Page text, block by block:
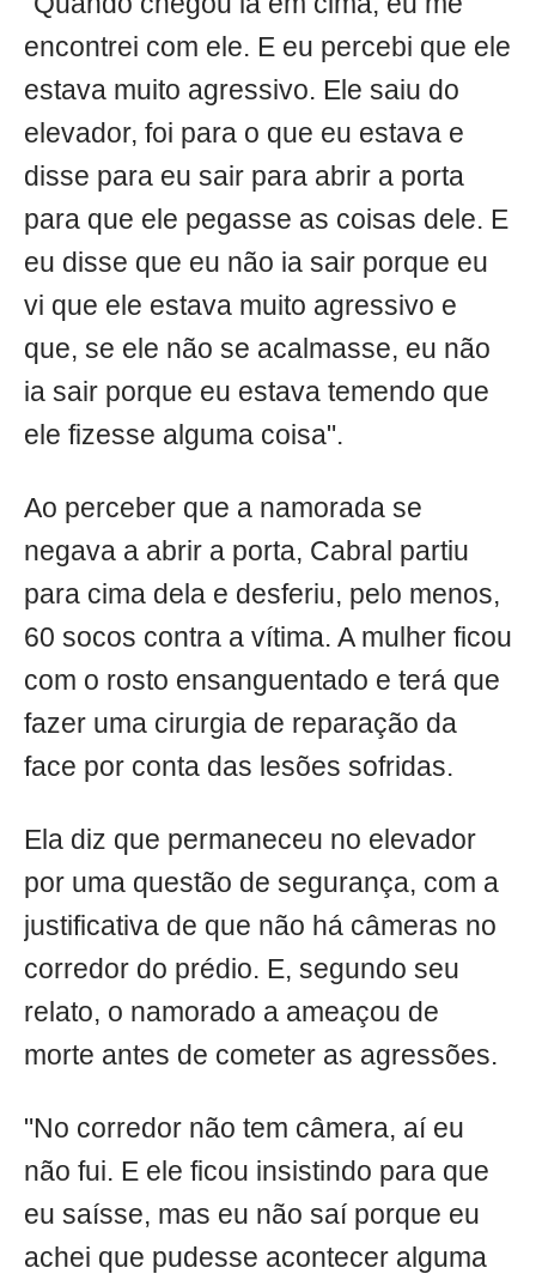
encontrei com ele. E eu percebi que ele
estava muito agressivo. Ele saiu do
elevador, foi para o que eu estava e
disse para eu sair para abrir a porta
para que ele pegasse as coisas dele. E
eu disse que eu não ia sair porque eu
vi que ele estava muito agressivo e
que, se ele não se acalmasse, eu não
ia sair porque eu estava temendo que
ele fizesse alguma coisa".
Ao perceber que a namorada se
negava a abrir a porta, Cabral partiu
para cima dela e desferiu, pelo menos,
60 socos contra a vítima. A mulher ficou
com o rosto ensanguentado e terá que
fazer uma cirurgia de reparação da
face por conta das lesões sofridas.
Ela diz que permaneceu no elevador
por uma questão de segurança, com a
justificativa de que não há câmeras no
corredor do prédio. E, segundo seu
relato, o namorado a ameaçou de
morte antes de cometer as agressões.
"No corredor não tem câmera, aí eu
não fui. E ele ficou insistindo para que
eu saísse, mas eu não saí porque eu
achei que pudesse acontecer alguma